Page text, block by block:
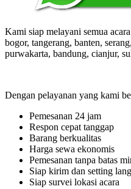
Kami siap melayani semua
bogor, tangerang, banten,
purwakarta, bandung, cianjur,
Dengan pelayanan yang kami
Pemesanan 24 jam
Respon cepat tanggap
Barang berkualitas
Harga sewa ekonomis
Pemesanan tanpa batas
Siap kirim dan setting
Siap survei lokasi acara